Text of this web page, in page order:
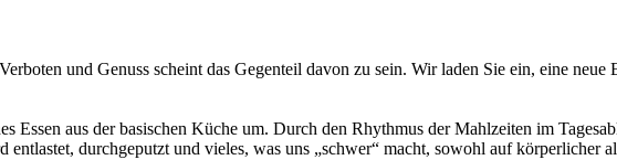
und Genuss scheint das Gegenteil davon zu sein. Wir laden Sie ein, eine
Essen aus der basischen Küche um. Durch den Rhythmus der Mahlzeiten im
durchgeputzt und vieles, was uns „schwer“ macht, sowohl auf körperlicher